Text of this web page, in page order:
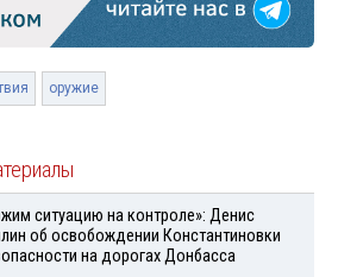
оружие
ситуацию на контроле»: Денис
об освобождении Константиновки
на дорогах Донбасса